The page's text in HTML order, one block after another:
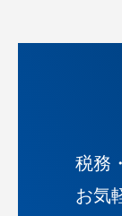
税務
お気